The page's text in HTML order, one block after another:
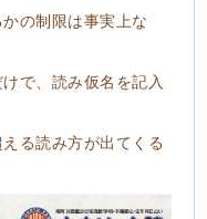
の制限は事実上な
で、読み仮名を記入
る読み方が出てくる